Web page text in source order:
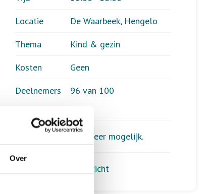
Over
Locatie
De Waarbeek, Hengelo
Thema
Kind & gezin
Kosten
Geen
Deelnemers
96 van 100
Aanmelden is niet meer mogelijk.
Terug naar het overzicht